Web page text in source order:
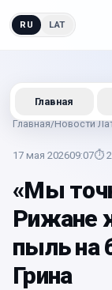
RU LAT
Главная/Новости
17 мая 202609:07⏱ 2
«Мы
Рижане
пыль на
Грина
Главная